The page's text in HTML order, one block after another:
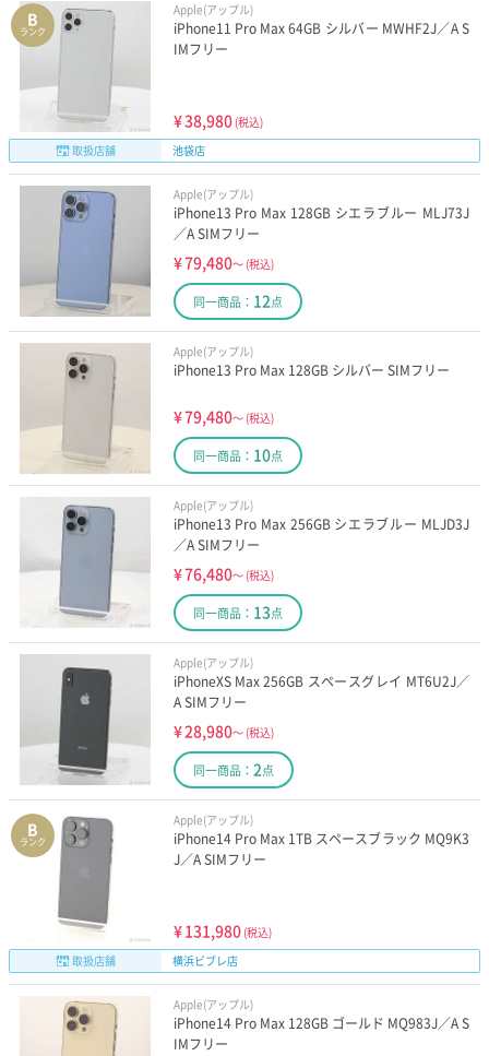
B
ランク
Apple(アップル)
iPhone11 Pro Max 64GB シルバー MWHF2J／A S
IMフリー
¥38,980 (税込)
取扱店舗
池袋店
Apple(アップル)
iPhone13 Pro Max 128GB シエラブルー MLJ73J
／A SIMフリー
¥79,480～ (税込)
同一商品： 12点
Apple(アップル)
iPhone13 Pro Max 128GB シルバー SIMフリー
¥79,480～ (税込)
同一商品： 10点
Apple(アップル)
iPhone13 Pro Max 256GB シエラブルー MLJD3J
／A SIMフリー
¥76,480～ (税込)
同一商品： 13点
Apple(アップル)
iPhoneXS Max 256GB スペースグレイ MT6U2J／
A SIMフリー
¥28,980～ (税込)
同一商品： 2点
B
ランク
Apple(アップル)
iPhone14 Pro Max 1TB スペースブラック MQ9K3
J／A SIMフリー
¥131,980 (税込)
取扱店舗
横浜ビブレ店
Apple(アップル)
iPhone14 Pro Max 128GB ゴールド MQ983J／A S
IMフリー